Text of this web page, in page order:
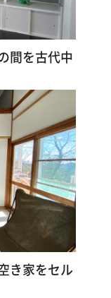
間を古代中
き家をセル